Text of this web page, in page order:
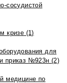
сосудистой
кризе (1)
для
приказ №923н (2)
медицине по